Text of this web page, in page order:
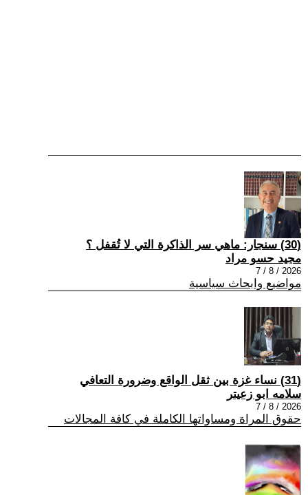
(30) سنجار: ماهي سر الذاكرة التي لا تُقفل ؟
مجيد حسو مراد
2026 / 8 / 7
مواضيع وابحاث سياسية
(31) نساء غزة بين ثقل الواقع وضرورة التعافي
سلامه ابو زعيتر
2026 / 8 / 7
حقوق المراة ومساواتها الكاملة في كافة المجالات